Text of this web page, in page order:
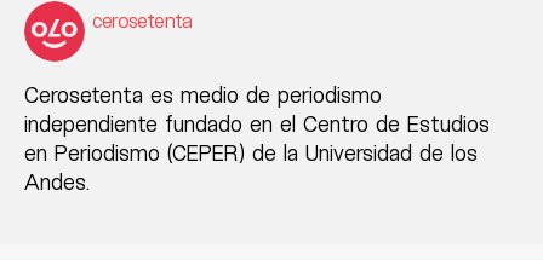
cerosetenta
Cerosetenta es medio de periodismo
independiente fundado en el Centro de Estudios
en Periodismo (CEPER) de la Universidad de los
Andes.